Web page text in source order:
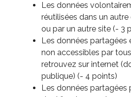
Les données
réutilisées dans un
ou par un autre site (- 3
Les données
non accessibles par
retrouvez sur internet
publique) (- 4 points)
Les données partagées